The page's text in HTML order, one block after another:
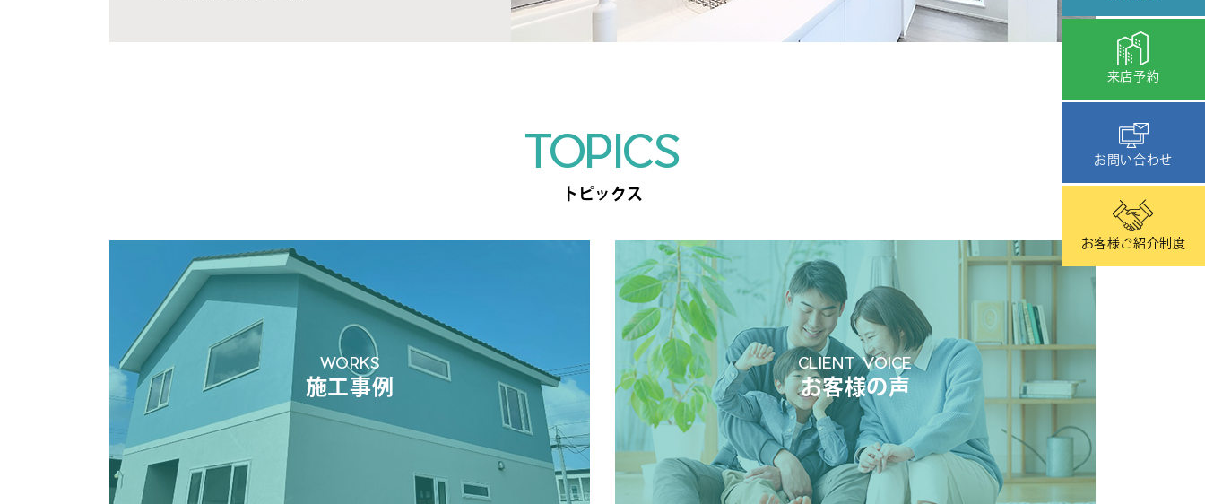
来店予約
お問い合わせ
お客様ご紹介制度
TOPICS
トピックス
WORKS
施工事例
CLIENT VOICE
お客様の声